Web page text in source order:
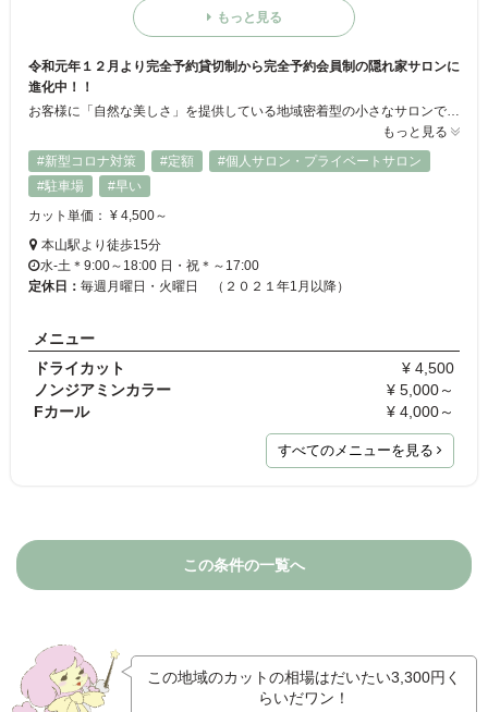
もっと見る
令和元年１２月より完全予約貸切制から完全予約会員制の隠れ家サロンに
進化中！！
お客様に「自然な美しさ」を提供している地域密着型の小さなサロンです☆地球環境まで考え、自然素材を贅沢に使用しているので、髪や頭皮をいたわりながらオシャレを楽しめます♪ホームケアを最小限に留め、流行に左右されず、機能性、再現性を重視したスタイルをお届けしています◎髪にお悩みがある方は、ぜひご相談ください！令和1年より定額制も導入！入会には条件と定員がありますので気になる方はお早めに。。。
もっと見る
#新型コロナ対策
#定額
#個人サロン・プライベートサロン
#駐車場
#早い
カット単価： ¥ 4,500～
本山駅より徒歩15分
水-土＊9:00～18:00 日・祝＊～17:00
定休日： 毎週月曜日・火曜日 （２０２１年1月以降）
メニュー
ドライカット
¥ 4,500
ノンジアミンカラー
¥ 5,000～
Fカール
¥ 4,000～
すべてのメニューを見る
この条件の一覧へ
この地域のカットの相場はだいたい3,300円 く
らいだワン！